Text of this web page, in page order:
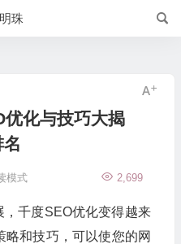
珠
优化与技巧大揭
2,699
模式
，千度SEO优化变得越来
略和技巧，可以使您的网